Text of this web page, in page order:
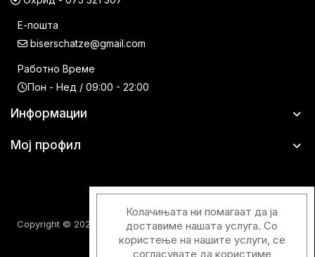
Е-пошта
biserschatze@gmail.com
Работно Време
Пон - Нед / 09:00 - 22:00
Информации
Мој профил
Copyright © 2026 Шатци Парфимерии. Сите права задржани.
Колачињата ни помагаат да ја
доставиме нашата услуга. Со
користење на нашите услуги, се
согласувате да користиме